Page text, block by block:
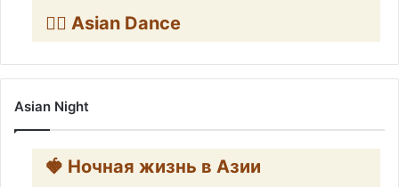
👯‍♀️ Asian Dance
Asian Night
🍓 Ночная жизнь в Азии